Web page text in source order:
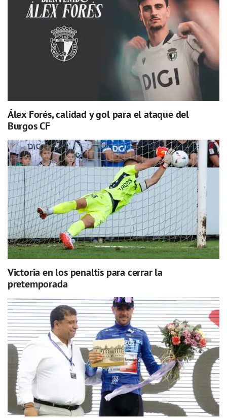
Álex Forés, calidad y gol para el ataque del
Burgos CF
Victoria en los penaltis para cerrar la
pretemporada